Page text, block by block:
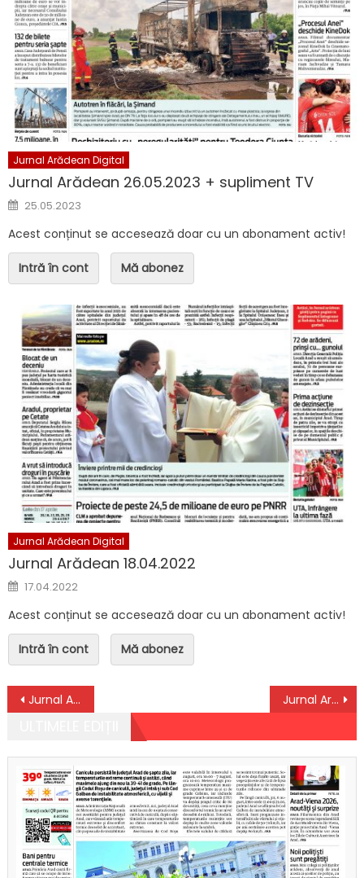
Jurnal Arădean Digital
Jurnal Arădean 26.05.2023 + supliment TV
Posted on
25.05.2023
Acest conținut se accesează doar cu un abonament activ!
Intră în cont Mă abonez
Jurnal Arădean Digital
Jurnal Arădean 18.04.2022
Posted on
17.04.2022
Acest conținut se accesează doar cu un abonament activ!
Intră în cont Mă abonez
Navigare în articole
Jurnal Arădean 03.01.2023 Jurnal Arădean 05.01.2023